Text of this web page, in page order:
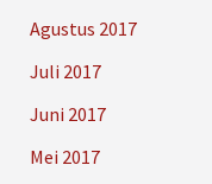
Agustus 2017
Juli 2017
Juni 2017
Mei 2017